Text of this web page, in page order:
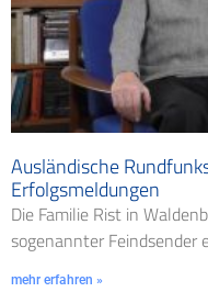
Ausländische
Erfolgsmeldungen
Die Familie Rist in
sogenannter Feindsender
mehr erfahren »